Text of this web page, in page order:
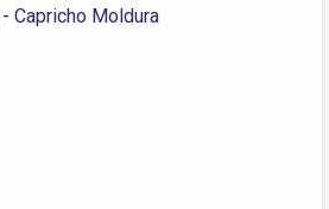
- Capricho Moldura